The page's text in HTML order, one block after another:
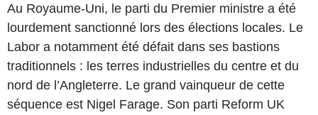
Au Royaume-Uni, le parti du Premier ministre a été
lourdement sanctionné lors des élections locales. Le
Labor a notamment été défait dans ses bastions
traditionnels : les terres industrielles du centre et du
nord de l’Angleterre. Le grand vainqueur de cette
séquence est Nigel Farage. Son parti Reform UK